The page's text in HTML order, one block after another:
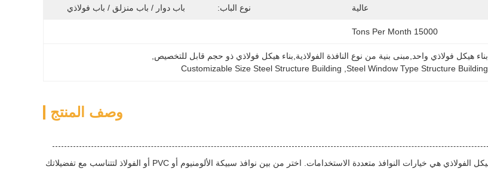
عالية نوع الباب: باب دوار / باب منزلق / باب فولاذي
15000 Tons Per Month
بناء هيكل فولاذي واحد,مبنى بنية من نوع النافذة الفولاذية,بناء هيكل فولاذي ذو حجم قابل للتخصيص
Steel Window Type Structure Building
Customizable Size Steel Structure Building
وصف المنتج
واحدة من الميزات الرئيسية لمبنى الهيكل الفولاذي هي خيارات النوافذ متعددة الاستخدامات. اختر من بين نوافذ سبيكة الألومنيوم أو PVC أو الفولاذ لتتناسب مع تفضيلاتك